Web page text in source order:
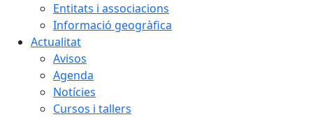
Entitats i associacions
Informació geogràfica
Actualitat
Avisos
Agenda
Notícies
Cursos i tallers